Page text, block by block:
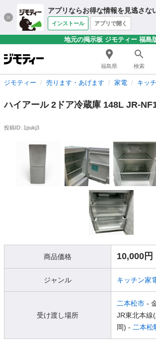
アプリならお得な情報を見逃さな
インストール アプリで開く
地元の掲示板 ジモティー 福島
福島県 検索
ジモティー 売ります・あげます 家電 キッ
ハイアール 2ドア冷蔵庫 148L JR-
投稿ID: 1pukj3
商品価格 10,000円
ジャンル キッチン家
受け渡し場所
二本松市 -
JR東北本線
岡) - 二本松